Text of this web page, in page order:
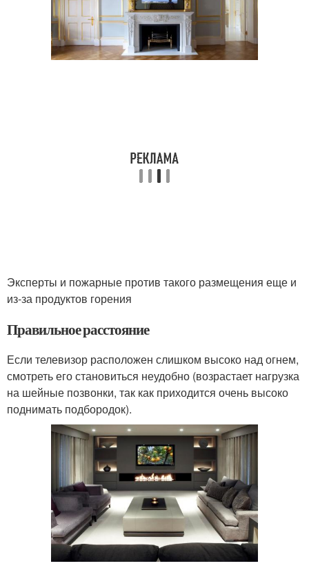
Эксперты и пожарные против такого размещения еще и
из-за продуктов горения
Правильное расстояние
Если телевизор расположен слишком высоко над огнем,
смотреть его становиться неудобно (возрастает нагрузка
на шейные позвонки, так как приходится очень высоко
поднимать подбородок).